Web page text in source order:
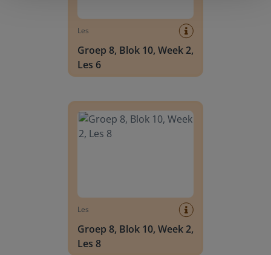
Les
Groep 8, Blok 10, Week 2,
Les 6
Les
Groep 8, Blok 10, Week 2,
Les 8